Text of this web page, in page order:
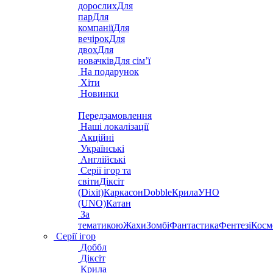
дорослихДля
парДля
компаніїДля
вечірокДля
двохДля
новачківДля сім’ї
На подарунок
Хіти
Новинки
Передзамовлення
Наші локалізації
Акційні
Українські
Англійські
Серії ігор та
світиДіксіт
(Dixit)КаркасонDobbleКрилаУНО
(UNO)Катан
За
тематикоюЖахиЗомбіФантастикаФентезі
Серії ігор
Доббл
Діксіт
Крила